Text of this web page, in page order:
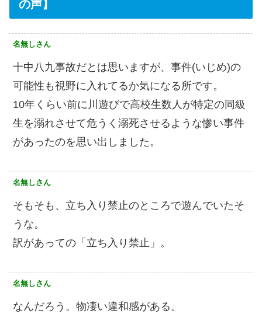
の声】
名無しさん
十中八九事故だとは思いますが、事件(いじめ)の
可能性も視野に入れてるか気になる所です。
10年くらい前に川遊びで高校生数人が特定の同級
生を溺れさせて危うく溺死させるような惨い事件
があったのを思い出しました。
名無しさん
そもそも、立ち入り禁止のところで遊んでいたそ
うな。
訳があっての「立ち入り禁止」。
名無しさん
なんだろう。物凄い違和感がある。